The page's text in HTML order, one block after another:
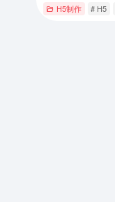
H5制作 # H5